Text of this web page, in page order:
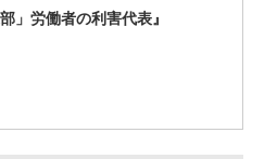
」労働者の利害代表』